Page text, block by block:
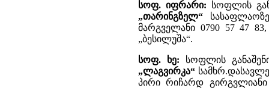
სოფ. იფრარი: სოფლის
„თარინგზელ“
მარგველანი 0790 57 47
„ბესილუშა“.
სოფ. ხე: სოფლის
„ლაგვირკა“
პირი რიჩარდ გირგვლიანი